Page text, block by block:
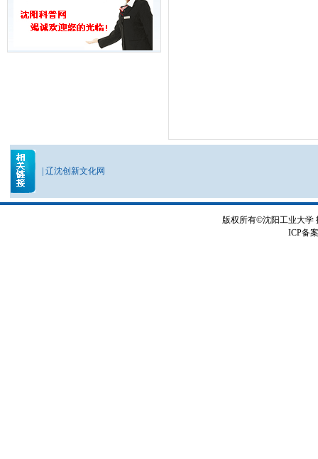
辽沈创新文化网
版权所有©沈阳工业大学
ICP备